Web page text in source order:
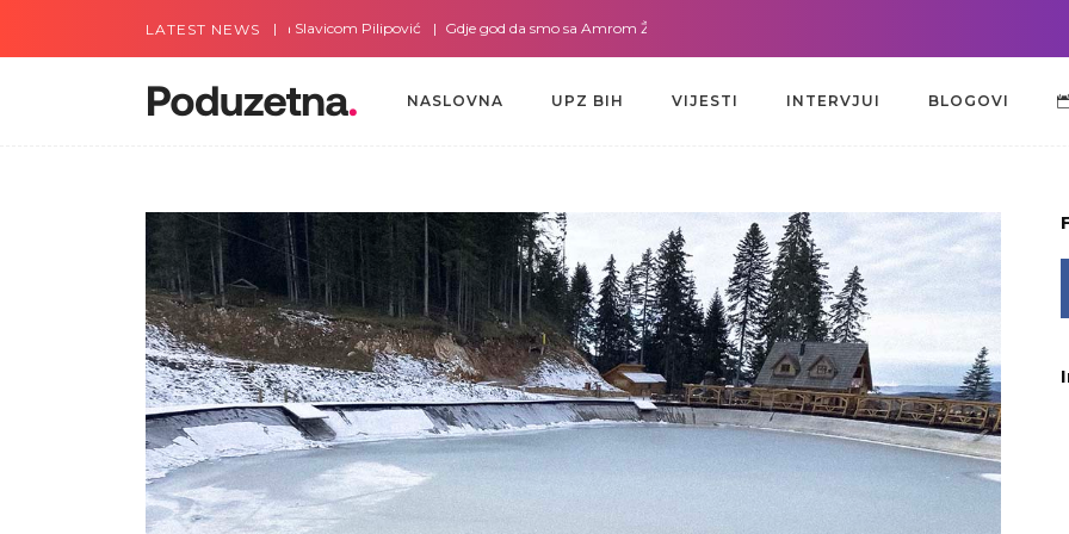
LATEST NEWS
Gdje god da smo sa Slavicom Pilipović Gdje god da smo sa Amrom Žužić-Bećirbegović
NASLOVNA UPZ BIH VIJESTI INTERVJUI BLOGOVI
NASLOVNA UPZ BIH